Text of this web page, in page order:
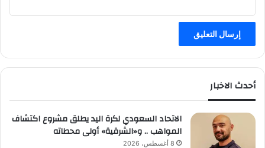
أحدث الاخبار
الاتحاد السعودي لكرة اليد يطلق مشروع اكتشاف
المواهب .. و«الشرقية» أولى محطاته
8 أغسطس، 2026